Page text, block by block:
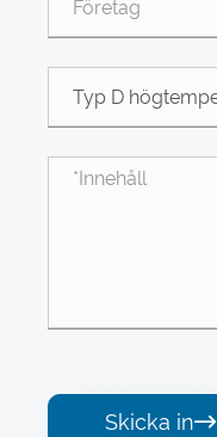
Skicka in